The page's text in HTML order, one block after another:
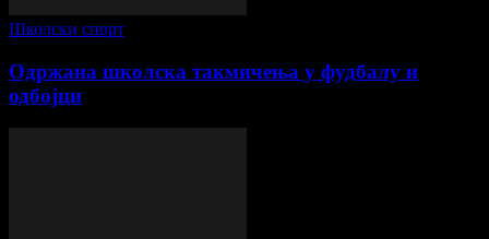
Школски спорт
Одржана школска такмичења у фудбалу и
одбојци